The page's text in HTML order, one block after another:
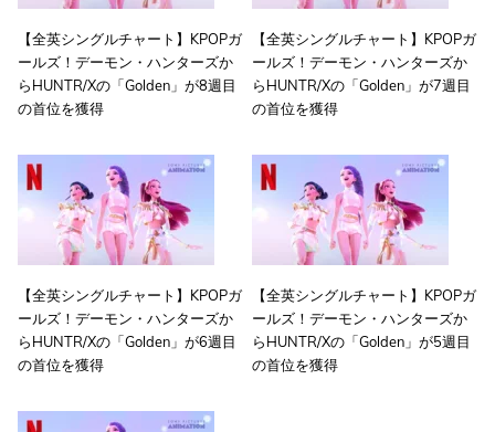
【全英シングルチャート】KPOPガ
ールズ！デーモン・ハンターズか
らHUNTR/Xの「Golden」が8週目
の首位を獲得
【全英シングルチャート】KPOPガ
ールズ！デーモン・ハンターズか
らHUNTR/Xの「Golden」が7週目
の首位を獲得
【全英シングルチャート】KPOPガ
ールズ！デーモン・ハンターズか
らHUNTR/Xの「Golden」が6週目
の首位を獲得
【全英シングルチャート】KPOPガ
ールズ！デーモン・ハンターズか
らHUNTR/Xの「Golden」が5週目
の首位を獲得